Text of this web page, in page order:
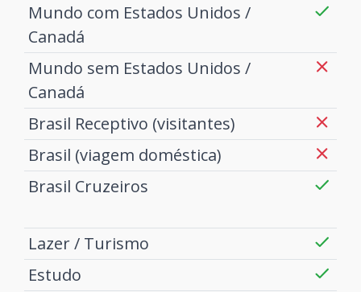
Mundo com Estados Unidos /
Canadá
Mundo sem Estados Unidos /
Canadá
Brasil Receptivo (visitantes)
Brasil (viagem doméstica)
Brasil Cruzeiros
Lazer / Turismo
Estudo